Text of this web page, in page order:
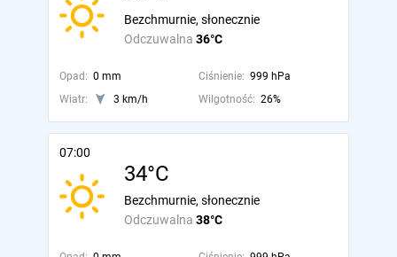
Odczuwalna 36°C
Bezchmurnie, słonecznie
Opad: 0 mm Ciśnienie: 999 hPa
Wiatr:
3 km/h Wilgotność: 26%
07:00
34°C
Odczuwalna 38°C
Bezchmurnie, słonecznie